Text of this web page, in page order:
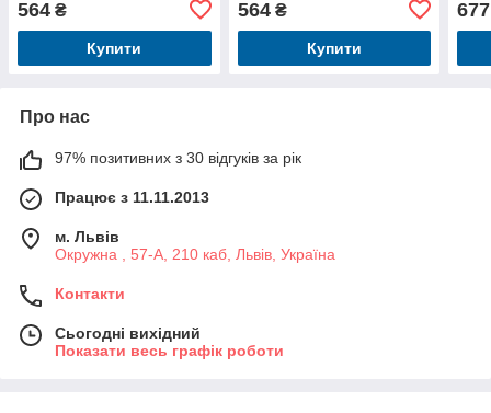
564 ₴
Купити
564₴
Купити
677
Про нас
97% позитивних з 30 відгуків за рік
Працює з 11.11.2013
м. Львів
Окружна , 57-А, 210 каб, Львів, Україна
Контакти
Сьогодні вихідний
Показати весь графік роботи